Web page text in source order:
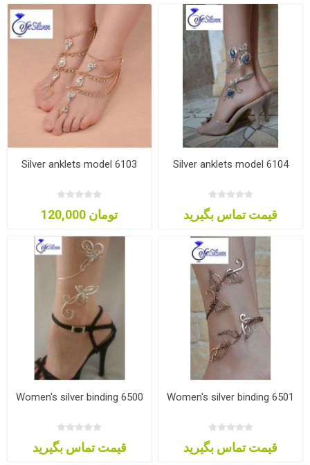
Silver anklets model 6103
120,000 تومان
Silver anklets model 6104
قیمت تماس بگیرید
Women's silver binding 6500
قیمت تماس بگیرید
Women's silver binding 6501
قیمت تماس بگیرید